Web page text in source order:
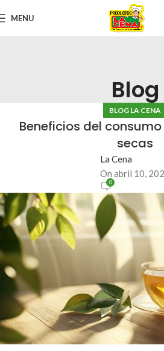
MENU
Blog
BLOG LA CENA
Beneficios del
secas
La Cena
On abril 10,
0